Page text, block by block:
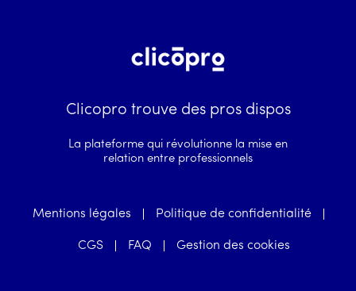
Clicopro trouve des pros dispos
La plateforme qui révolutionne la mise en
relation entre professionnels
Mentions légales Politique de confidentialité
CGS FAQ Gestion des cookies